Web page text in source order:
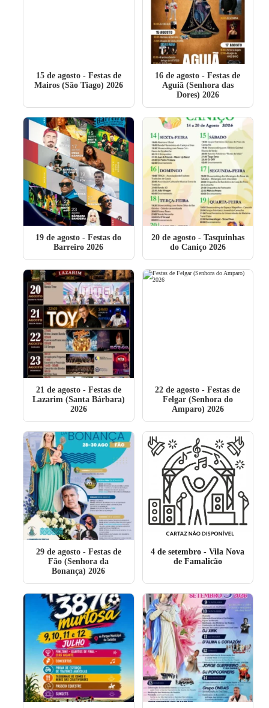
15 de agosto- Festas de
Mairos (São Tiago) 2026
16 de agosto - Festas de
Aguiã (Senhora das
Dores) 2026
19 de agosto - Festas do
Barreiro 2026
20 de agosto- Tasquinhas
do Caniço 2026
21 de agosto- Festas de
Lazarim (Santa Bárbara)
2026
22 de agosto - Festas de
Felgar (Senhora do
Amparo) 2026
29 de agosto- Festas de
Fão (Senhora da
Bonança) 2026
4 de setembro - Vila Nova
de Famalicão